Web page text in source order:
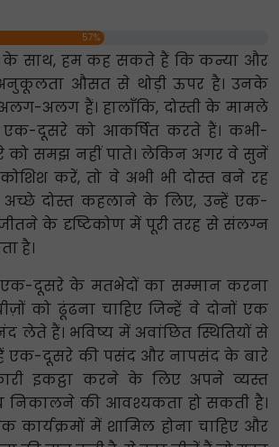
57%
के साथ, हम कह सकते हैं कि कन्या और
अनुकूलता औसत से थोड़ी ऊपर है। उनके
अलग हैं। हालाँकि, दोस्ती के मामले
दूसरे को आकर्षित करते हैं। कभी-
समझ नहीं पाते। लेकिन अगर वे सुनें
करें, तो वे अभी भी दोस्त बने रह
दोस्त कहलाने के लिए, उन्हें एक-
के दृष्टिकोण में पूरी तरह से संलग्न
है।
एक-दूसरे के मतभेदों का सम्मान करना
को ढूंढना चाहिए जिन्हें वे दोनों एक
हैं। भविष्य में अवांछित स्थितियों से
एक-दूसरे की पसंद और नापसंद के बारे
इकट्ठा करने के लिए अपने व्यस्त
निकालने की आवश्यकता हो सकती है।
कार्यक्रमों में शामिल होना चाहिए और